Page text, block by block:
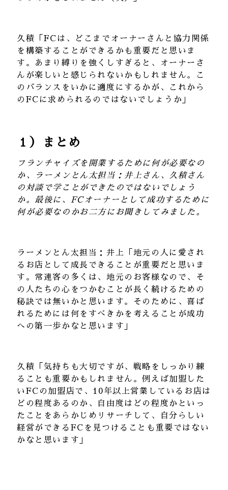
久積「FCは、どこまでオーナーさんと協力関係
を構築することができるかも重要だと思いま
す。あまり縛りを強くしすぎると、オーナーさ
んが楽しいと感じられないかもしれません。こ
のバランスをいかに適度にするかが、これから
のFCに求められるのではないでしょうか」
１） まとめ
フランチャイズを開業するために何が必要なの
か、ラーメンとん太担当：井上さん、久積さん
の対談で学ことができたのではないでしょう
か。最後に、
FCオーナーとして成功するために
何が必要なのかお二方にお聞きしてみました。
ラーメンとん太担当：井上「地元の人に愛され
るお店として成長できることが重要だと思いま
す。常連客の多くは、地元のお客様なので、そ
の人たちの心をつかむことが長く続けるための
秘訣では無いかと思います。そのために、喜ば
れるためには何をすべきかを考えることが成功
への第一歩かなと思います」
久積「気持ちも大切ですが、戦略をしっかり練
ることも重要かもしれません。例えば加盟した
い FC の加盟店で、 10年以上営業しているお店は
どの程度あるのか、自由度はどの程度かといっ
たことをあらかじめリサーチして、自分らしい
経営ができる FC を見つけることも重要ではない
かなと思います」